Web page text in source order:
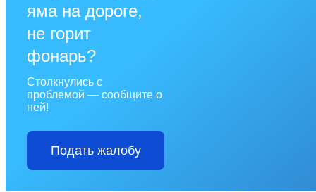
яма на дороге,
не горит
фонарь?
Столкнулись с
проблемой — сообщите о
ней!
Подать жалобу